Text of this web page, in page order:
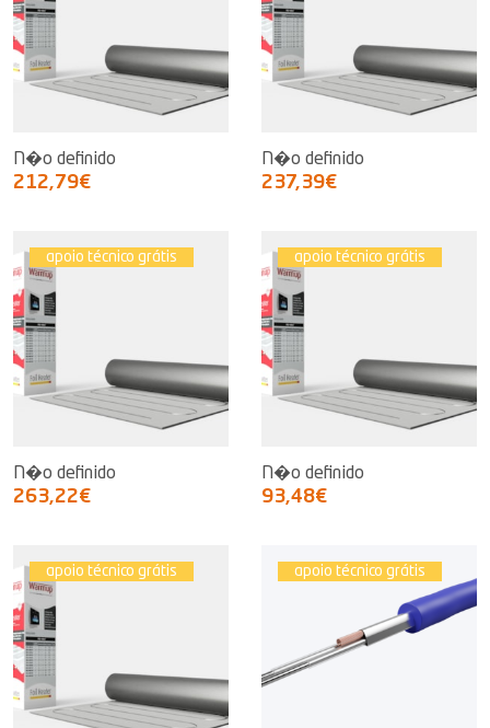
N�o definido
212,79€
N�o definido
237,39€
apoio técnico grátis
N�o definido
263,22€
apoio técnico grátis
N�o definido
93,48€
apoio técnico grátis apoio técnico grátis